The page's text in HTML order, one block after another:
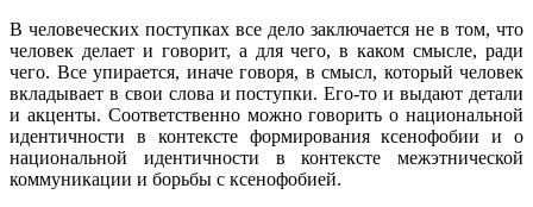
В человеческих поступках все дело заключается не в том, что
человек делает и говорит, а для чего, в каком смысле, ради
чего. Все упирается, иначе говоря, в смысл, который человек
вкладывает в свои слова и поступки. Его-то и выдают детали
и акценты. Соответственно можно говорить о национальной
идентичности в контексте формирования ксенофобии и о
национальной идентичности в контексте межэтнической
коммуникации и борьбы с ксенофобией.